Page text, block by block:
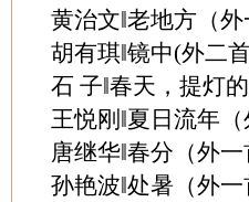
黄治文‖老地方（外
胡有琪‖镜中(外二
石 子‖春天，提灯
王悦刚‖夏日流年（
唐继华‖春分（外一
孙艳波‖处暑（外一